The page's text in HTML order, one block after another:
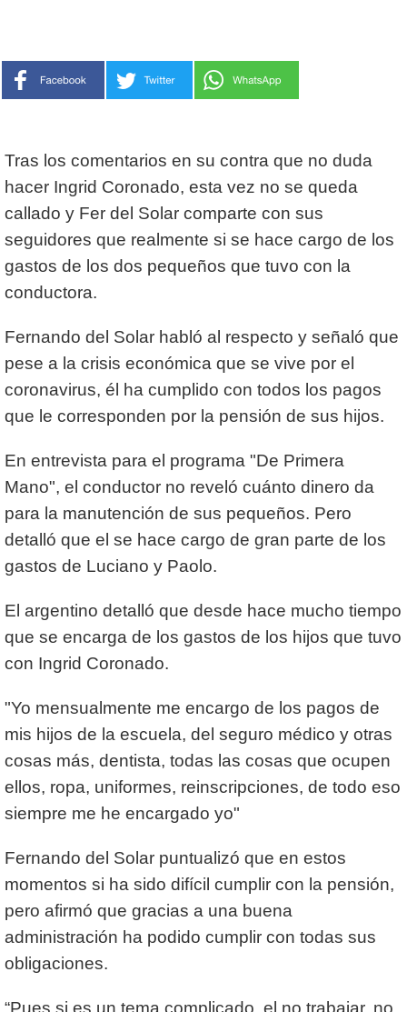
Tras los comentarios en su contra que no duda
hacer Ingrid Coronado, esta vez no se queda
callado y Fer del Solar comparte con sus
seguidores que realmente si se hace cargo de los
gastos de los dos pequeños que tuvo con la
conductora.
Fernando del Solar habló al respecto y señaló que
pese a la crisis económica que se vive por el
coronavirus, él ha cumplido con todos los pagos
que le corresponden por la pensión de sus hijos.
En entrevista para el programa "De Primera
Mano", el conductor no reveló cuánto dinero da
para la manutención de sus pequeños. Pero
detalló que el se hace cargo de gran parte de los
gastos de Luciano y Paolo.
El argentino detalló que desde hace mucho tiempo
que se encarga de los gastos de los hijos que tuvo
con Ingrid Coronado.
"Yo mensualmente me encargo de los pagos de
mis hijos de la escuela, del seguro médico y otras
cosas más, dentista, todas las cosas que ocupen
ellos, ropa, uniformes, reinscripciones, de todo eso
siempre me he encargado yo"
Fernando del Solar puntualizó que en estos
momentos si ha sido difícil cumplir con la pensión,
pero afirmó que gracias a una buena
administración ha podido cumplir con todas sus
obligaciones.
“Pues si es un tema complicado, el no trabajar, no